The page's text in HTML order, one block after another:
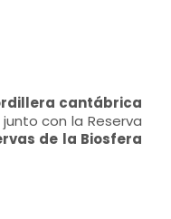
cantábrica
con la Reserva
de la Biosfera